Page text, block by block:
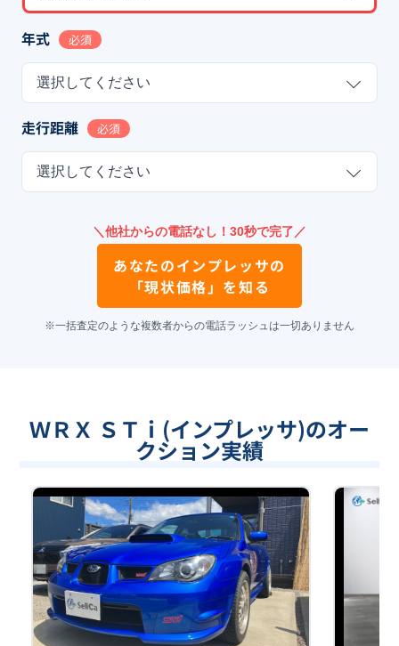
年式 必須
選択してください
走行距離 必須
選択してください
＼他社からの電話なし！30秒で完了／
あなたのインプレッサの
「現状価格」を知る
※一括査定のような複数者からの電話ラッシュは一切ありません
ＷＲＸ ＳＴｉ(インプレッサ)のオー
クション実績